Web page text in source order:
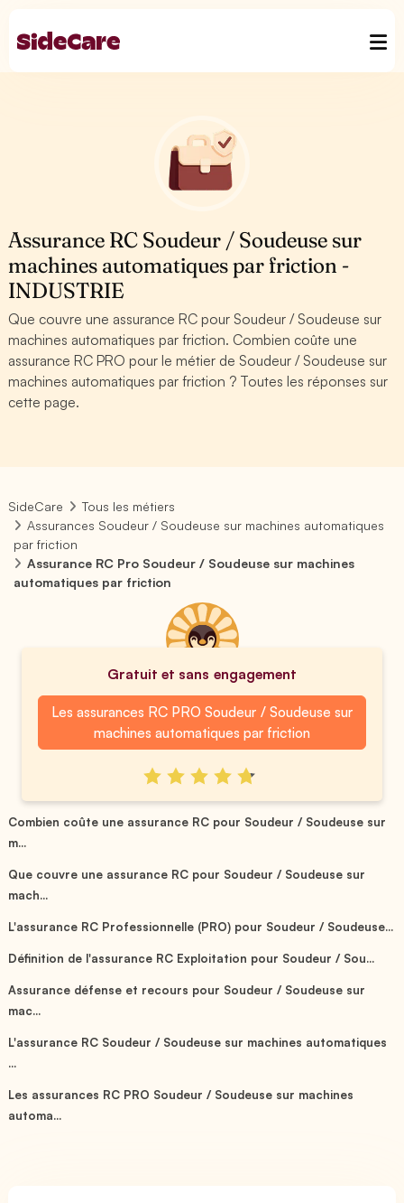
Assurance RC Soudeur / Soudeuse sur
machines automatiques par friction -
INDUSTRIE
Que couvre une assurance RC pour Soudeur / Soudeuse sur
machines automatiques par friction. Combien coûte une
assurance RC PRO pour le métier de Soudeur / Soudeuse sur
machines automatiques par friction ? Toutes les réponses sur
cette page.
SideCare
Tous les métiers
Assurances Soudeur / Soudeuse sur machines automatiques
par friction
Assurance RC Pro Soudeur / Soudeuse sur machines
automatiques par friction
Gratuit et sans engagement
Les assurances RC PRO Soudeur / Soudeuse sur
machines automatiques par friction
Combien coûte une assurance RC pour Soudeur / Soudeuse sur
m...
Que couvre une assurance RC pour Soudeur / Soudeuse sur
mach...
L'assurance RC Professionnelle (PRO) pour Soudeur / Soudeuse...
Définition de l'assurance RC Exploitation pour Soudeur / Sou...
Assurance défense et recours pour Soudeur / Soudeuse sur
mac...
L'assurance RC Soudeur / Soudeuse sur machines automatiques
...
Les assurances RC PRO Soudeur / Soudeuse sur machines
automa...